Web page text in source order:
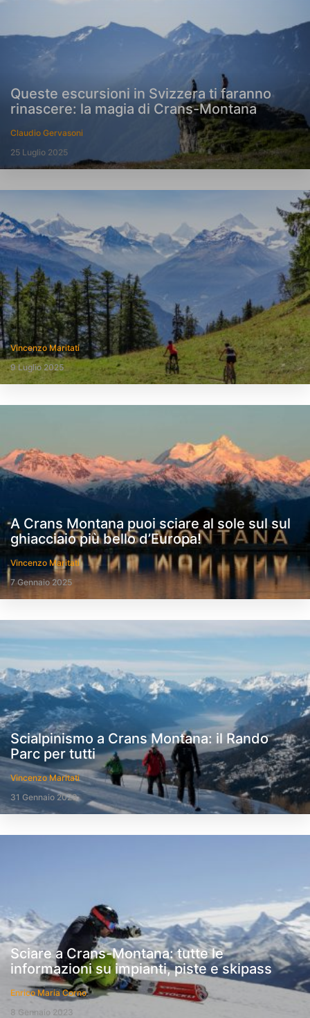
Queste escursioni in Svizzera ti faranno
rinascere: la magia di Crans-Montana
Claudio Gervasoni
25 Luglio 2025
Vincenzo Maritati
9 Luglio 2025
A Crans Montana puoi sciare al sole sul sul
ghiacciaio più bello d’Europa!
Vincenzo Maritati
7 Gennaio 2025
Scialpinismo a Crans Montana: il Rando
Parc per tutti
Vincenzo Maritati
31 Gennaio 2023
Sciare a Crans-Montana: tutte le
informazioni su impianti, piste e skipass
Enrico Maria Corno
8 Gennaio 2023